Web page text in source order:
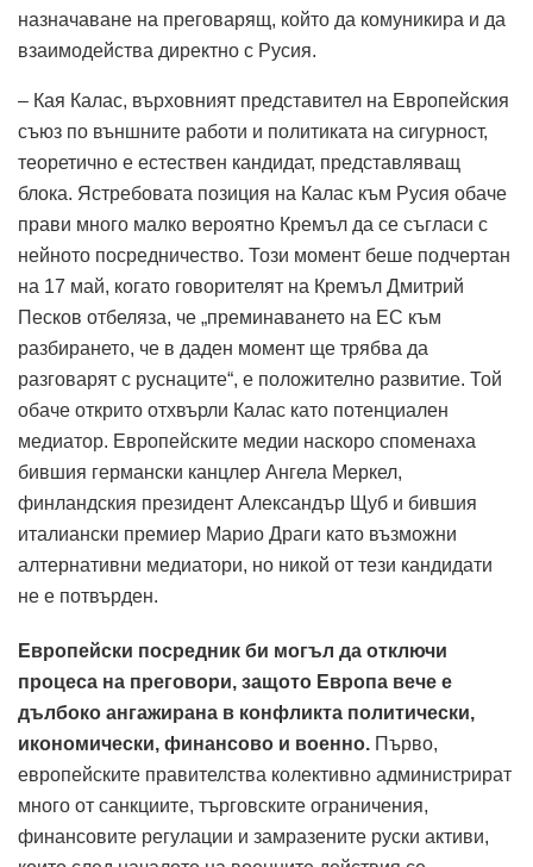
назначаване на преговарящ, който да комуникира и да
взаимодейства директно с Русия.
– Кая Калас, върховният представител на Европейския
съюз по външните работи и политиката на сигурност,
теоретично е естествен кандидат, представляващ
блока. Ястребовата позиция на Калас към Русия обаче
прави много малко вероятно Кремъл да се съгласи с
нейното посредничество. Този момент беше подчертан
на 17 май, когато говорителят на Кремъл Дмитрий
Песков отбеляза, че „преминаването на ЕС към
разбирането, че в даден момент ще трябва да
разговарят с руснаците“, е положително развитие. Той
обаче открито отхвърли Калас като потенциален
медиатор. Европейските медии наскоро споменаха
бившия германски канцлер Ангела Меркел,
финландския президент Александър Щуб и бившия
италиански премиер Марио Драги като възможни
алтернативни медиатори, но никой от тези кандидати
не е потвърден.
Европейски посредник би могъл да отключи
процеса на преговори, защото Европа вече е
дълбоко ангажирана в конфликта политически,
икономически, финансово и военно. Първо,
европейските правителства колективно администрират
много от санкциите, търговските ограничения,
финансовите регулации и замразените руски активи,